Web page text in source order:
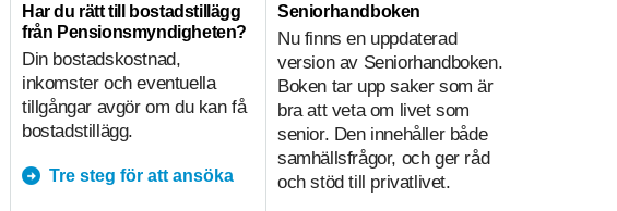
Har du rätt till bostadstillägg
från Pensionsmyndigheten?
Din bostadskostnad,
inkomster och eventuella
tillgångar avgör om du kan få
bostadstillägg.
Tre steg för att ansöka
Seniorhandboken
Nu finns en uppdaterad
version av Seniorhandboken.
Boken tar upp saker som är
bra att veta om livet som
senior. Den innehåller både
samhällsfrågor, och ger råd
och stöd till privatlivet.